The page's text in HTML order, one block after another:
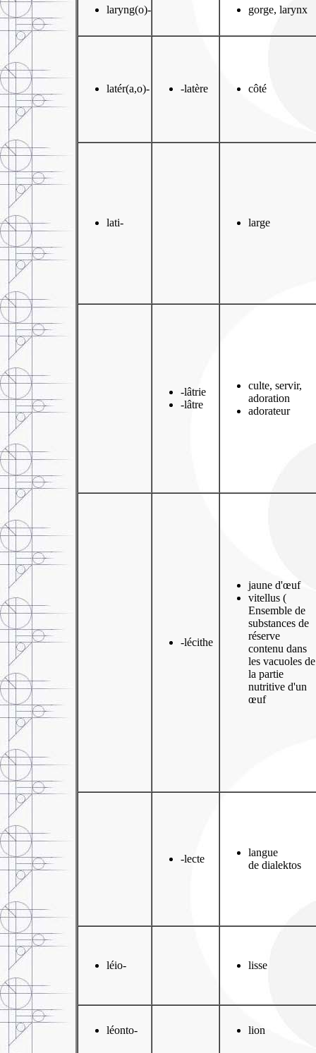
laryng(o)- gorge, larynx
latér(a,o)- -latère côté
lati- large
-lâtrie
-lâtre
culte, servir,
adoration
adorateur
-lécithe
jaune d'œuf
vitellus (
Ensemble de
substances de
réserve
contenu dans
les vacuoles de
la partie
nutritive d'un
œuf
-lecte
langue
de dialektos
léio- lisse
léonto- lion